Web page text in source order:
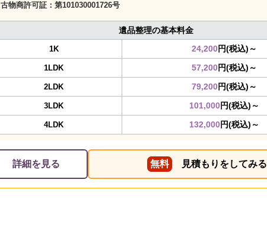
古物商許可証： 第101030001726号
遺品整理の基本料金
1K 24,200円(税込)～
1LDK 57,200円(税込)～
2LDK 79,200円(税込)～
3LDK 101,000円(税込)～
4LDK 132,000円(税込)～
詳細を見る 無料 見積もりをしてみる